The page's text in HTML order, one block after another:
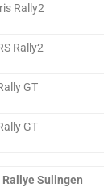
Rally2
Rally2
GT
GT
Rallye Sulingen